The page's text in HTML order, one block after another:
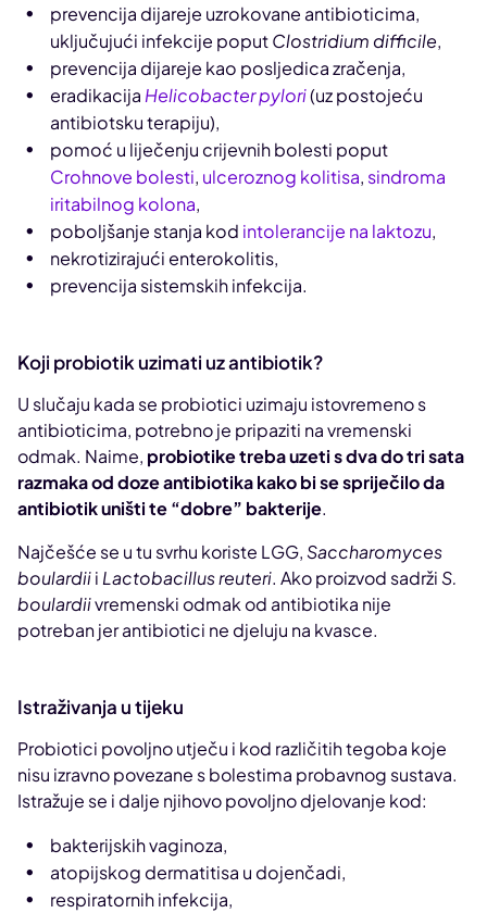
prevencija dijareje uzrokovane antibioticima,
uključujući infekcije poputClostridium difficile,
prevencija dijareje kao posljedica zračenja,
eradikacija Helicobacter pylori(uz postojeću
antibiotsku terapiju),
pomoć u liječenju crijevnih bolesti poput
Crohnove bolesti, ulceroznog kolitisa, sindroma
iritabilnog kolona,
poboljšanje stanja kod intolerancije na laktozu,
nekrotizirajući enterokolitis,
prevencija sistemskih infekcija.
Koji probiotik uzimati uz antibiotik?
U slučaju kada se probiotici uzimaju istovremeno s
antibioticima, potrebno je pripaziti na vremenski
odmak. Naime, probiotike treba uzeti s dva do tri sata
razmaka od doze antibiotika kako bi se spriječilo da
antibiotik uništi te “dobre” bakterije.
Najčešće se u tu svrhu koriste LGG,Saccharomyces
boulardiii Lactobacillus reuteri. Ako proizvod sadržiS.
boulardiivremenski odmak od antibiotika nije
potreban jer antibiotici ne djeluju na kvasce.
Istraživanja u tijeku
Probiotici povoljno utječu i kod različitih tegoba koje
nisu izravno povezane s bolestima probavnog sustava.
Istražuje se i dalje njihovo povoljno djelovanje kod:
bakterijskih vaginoza,
atopijskog dermatitisa u dojenčadi,
respiratornih infekcija,